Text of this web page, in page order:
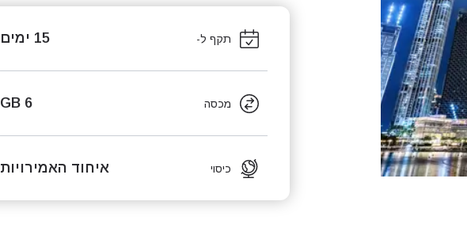
תקף ל- 15 ימים
מכסה 6 GB
כיסוי איחוד האמירויות